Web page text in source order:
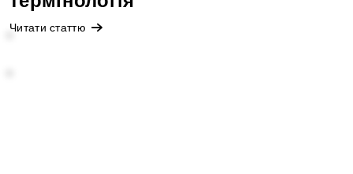
Читати статтю